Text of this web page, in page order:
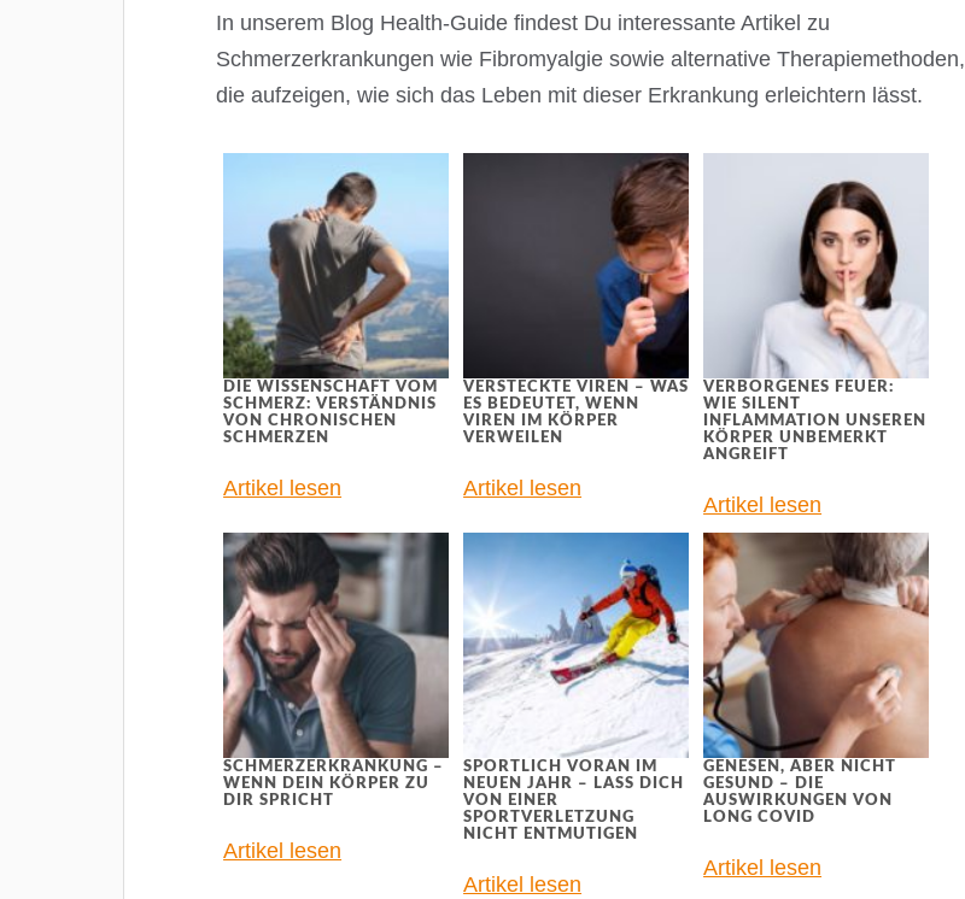
In unserem Blog Health-Guide findest Du interessante Artikel zu
Schmerzerkrankungen wie Fibromyalgie sowie alternative Therapiemethoden,
die aufzeigen, wie sich das Leben mit dieser Erkrankung erleichtern lässt.
DIE WISSENSCHAFT VOM
SCHMERZ: VERSTÄNDNIS
VON CHRONISCHEN
SCHMERZEN
Artikel lesen
VERSTECKTE VIREN – WAS
ES BEDEUTET, WENN
VIREN IM KÖRPER
VERWEILEN
Artikel lesen
VERBORGENES FEUER:
WIE SILENT
INFLAMMATION UNSEREN
KÖRPER UNBEMERKT
ANGREIFT
Artikel lesen
SCHMERZERKRANKUNG –
WENN DEIN KÖRPER ZU
DIR SPRICHT
Artikel lesen
SPORTLICH VORAN IM
NEUEN JAHR – LASS DICH
VON EINER
SPORTVERLETZUNG
NICHT ENTMUTIGEN
Artikel lesen
GENESEN, ABER NICHT
GESUND – DIE
AUSWIRKUNGEN VON
LONG COVID
Artikel lesen